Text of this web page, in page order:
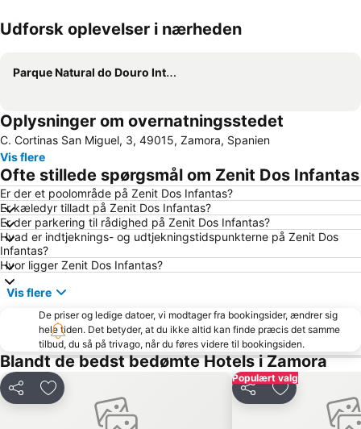
Udvid kort
Udforsk oplevelser i nærheden
Parque Natural do Douro Internacional
Oplysninger om overnatningsstedet
C. Cortinas San Miguel, 3, 49015, Zamora, Spanien
Vis flere
Ofte stillede spørgsmål om Zenit Dos Infantas
Er der et poolområde på Zenit Dos Infantas?
Er kæledyr tilladt på Zenit Dos Infantas?
Er der parkering til rådighed på Zenit Dos Infantas?
Hvad er indtjeknings- og udtjekningstidspunkterne på Zenit Dos
Infantas?
Hvor ligger Zenit Dos Infantas?
Vis flere
De priser og ledige datoer, vi modtager fra bookingsider, ændrer sig
hele tiden. Det betyder, at du ikke altid kan finde præcis det samme
tilbud, du så på trivago, når du føres videre til bookingsiden.
Blandt de bedst bedømte Hotels i Zamora
Del Føj til favoritter
Populært valg
Del Føj til